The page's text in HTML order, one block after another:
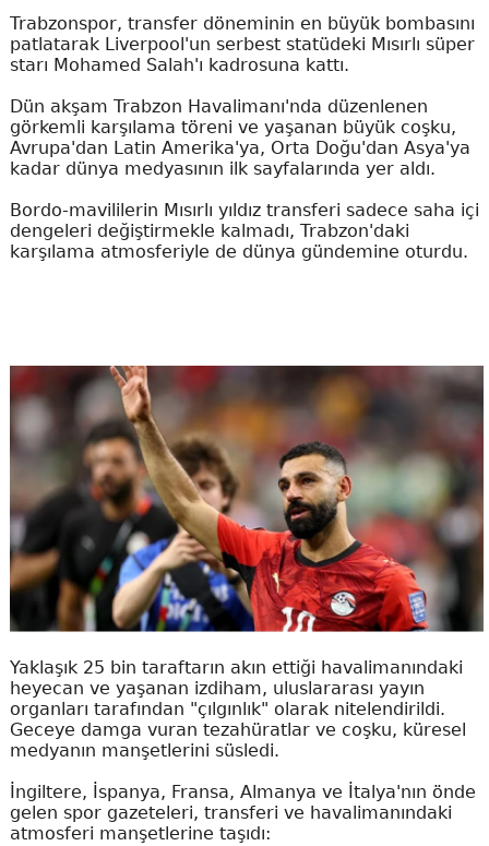
Trabzonspor, transfer döneminin en büyük bombasını
patlatarak Liverpool'un serbest statüdeki Mısırlı süper
starı Mohamed Salah'ı kadrosuna kattı.
Dün akşam Trabzon Havalimanı'nda düzenlenen
görkemli karşılama töreni ve yaşanan büyük coşku,
Avrupa'dan Latin Amerika'ya, Orta Doğu'dan Asya'ya
kadar dünya medyasının ilk sayfalarında yer aldı.
Bordo-mavililerin Mısırlı yıldız transferi sadece saha içi
dengeleri değiştirmekle kalmadı, Trabzon'daki
karşılama atmosferiyle de dünya gündemine oturdu.
Yaklaşık 25 bin taraftarın akın ettiği havalimanındaki
heyecan ve yaşanan izdiham, uluslararası yayın
organları tarafından "çılgınlık" olarak nitelendirildi.
Geceye damga vuran tezahüratlar ve coşku, küresel
medyanın manşetlerini süsledi.
İngiltere, İspanya, Fransa, Almanya ve İtalya'nın önde
gelen spor gazeteleri, transferi ve havalimanındaki
atmosferi manşetlerine taşıdı: